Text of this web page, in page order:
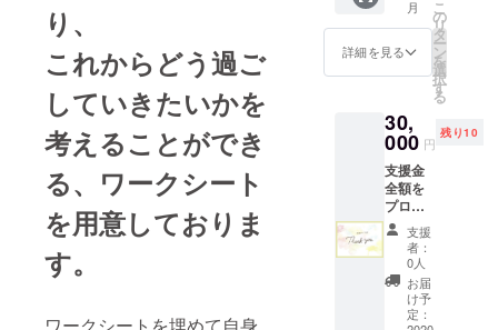
り、
これからどう過ご
していきたいかを
考えることができ
る、ワークシート
を用意しておりま
す。
が難し
い方に
メール
にて当
子をお
送り致
しま
す。 お
母さん
に
GIFTBO
Xを郵
送：5月
10日
(日) お
手紙締
め切
だきま
示会当
日、受
にお渡
しし、
お花を
持って
展示会
を周っ
ていた
だきま
す。 お
手紙は
展示さ
れてい
す。 ③
でお母
さんに
をお届
け お母
さんに
贈りた
いお花
を、事
前に花
言葉か
ら選ん
でいた
だきま
す。 展
てに書
いてい
ただい
お手紙
は、プ
ロジェ
クトオ
リジナ
ルでデ
ザイン
された
便箋に
印刷
し、展
示させ
さる皆
様のお
母様に
す。 お
母さん
に、当
日まで
の時間
もワク
ワクし
ていた
だける
ような
仕掛け
も...。
のお手
紙 ・当
日のレ
ポート
・お手
くため
のワー
クシー
トとレ
ター
セット
(お手紙
を書く
前に関
係性を
振り返
られる
月
詳細を見る
こ
の
リ
タ
ー
ン
を
選
択
す
る
30,
000 円
残り10
支援金
全額を
プロ
ジェク
トに活
用し、
感謝の
気持ち
を込め
支援
者：
0人
お届
け予
定：